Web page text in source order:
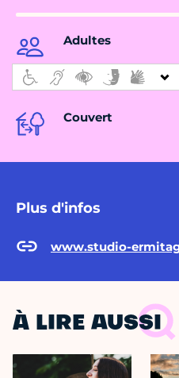
Adultes
Couvert
Plus d'infos
www.studio-
À LIRE AUSSI